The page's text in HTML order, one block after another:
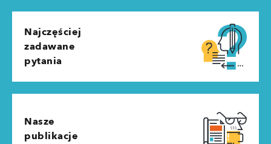
Najczęściej
zadawane
pytania
Nasze
publikacje